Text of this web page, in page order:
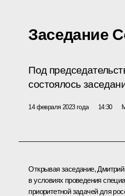
Заседание
Под
состоялось
14 февраля 2023 года 14:30
Открывая заседание,
в условиях проведения
приоритетной задачей для